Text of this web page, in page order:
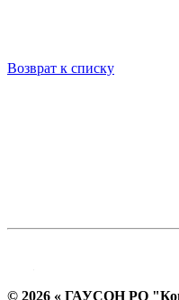
Возврат к списку
© 2026 « ГАУСОН РО